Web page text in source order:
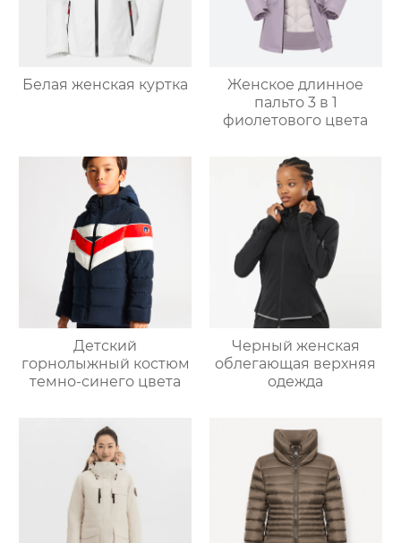
Белая женская куртка
Женское длинное
пальто 3 в 1
фиолетового цвета
Детский
горнолыжный костюм
темно-синего цвета
Черный женская
облегающая верхняя
одежда